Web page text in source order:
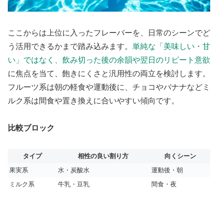
ここからは上位に入ったフレーバーを、日常のシーンでど
う活用できるかまで踏み込みます。 単純な「美味しい・甘
い」ではなく、飲み切った後の余韻や翌日のリピート意欲
に焦点を当て、飽きにくさと汎用性の両立を検討します。
フルーツ系は朝の軽食や運動後に、チョコやバナナなどミ
ルク系は間食や置き換えに合いやすい傾向です。
比較ブロック
タイプ 相性の良い割り方
向くシーン
果実系
水・炭酸水
運動後・朝
ミルク系
牛乳・豆乳 間食・夜